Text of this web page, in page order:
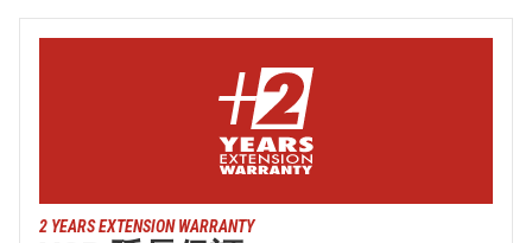
2 YEARS EXTENSION WARRANTY